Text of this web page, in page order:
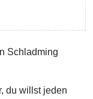
Schladming
du willst jeden